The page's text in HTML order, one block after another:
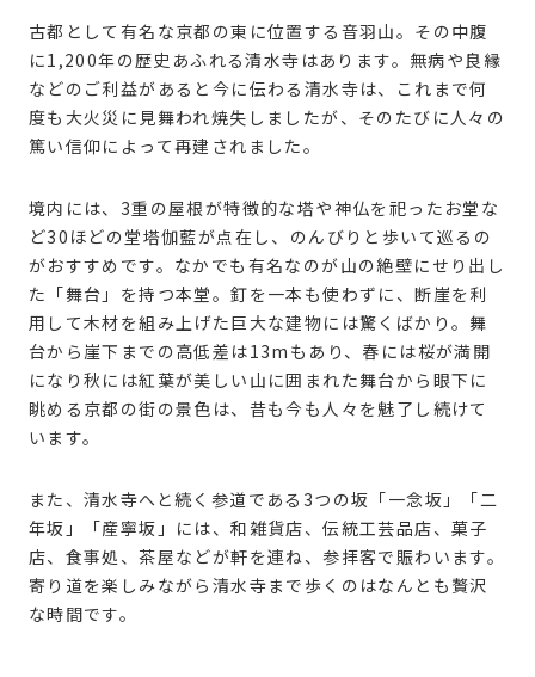
古都として有名な京都の東に位置する音羽山。その中腹
に1,200年の歴史あふれる清水寺はあります。無病や良縁
などのご利益があると今に伝わる清水寺は、これまで何
度も大火災に見舞われ焼失しましたが、そのたびに人々の
篤い信仰によって再建されました。
境内には、3重の屋根が特徴的な塔や神仏を祀ったお堂な
ど30ほどの堂塔伽藍が点在し、のんびりと歩いて巡るの
がおすすめです。なかでも有名なのが山の絶壁にせり出し
た「舞台」を持つ本堂。釘を一本も使わずに、断崖を利
用して木材を組み上げた巨大な建物には驚くばかり。舞
台から崖下までの高低差は13mもあり、春には桜が満開
になり秋には紅葉が美しい山に囲まれた舞台から眼下に
眺める京都の街の景色は、昔も今も人々を魅了し続けて
います。
また、清水寺へと続く参道である3つの坂「一念坂」「二
年坂」「産寧坂」には、和雑貨店、伝統工芸品店、菓子
店、食事処、茶屋などが軒を連ね、参拝客で賑わいます。
寄り道を楽しみながら清水寺まで歩くのはなんとも贅沢
な時間です。